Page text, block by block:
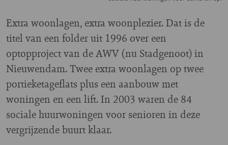
Extra woonlagen, extra woonplezier. Dat is de
titel van een folder uit 1996 over een
optopproject van de AWV (nu Stadgenoot) in
Nieuwendam. Twee extra woonlagen op twee
portieketageflats plus een aanbouw met
woningen en een lift. In 2003 waren de 84
sociale huurwoningen voor senioren in deze
vergrijzende buurt klaar.